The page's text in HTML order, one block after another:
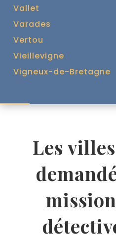
Vallet
Varades
Vertou
Vieillevigne
Vigneux-de-Bretagne
Les